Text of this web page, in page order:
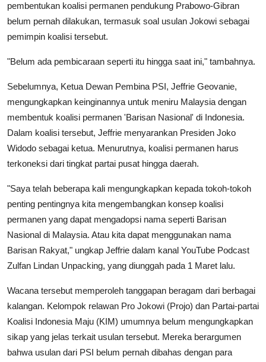
pembentukan koalisi permanen pendukung Prabowo-Gibran
belum pernah dilakukan, termasuk soal usulan Jokowi sebagai
pemimpin koalisi tersebut.
"Belum ada pembicaraan seperti itu hingga saat ini," tambahnya.
Sebelumnya, Ketua Dewan Pembina PSI, Jeffrie Geovanie,
mengungkapkan keinginannya untuk meniru Malaysia dengan
membentuk koalisi permanen 'Barisan Nasional' di Indonesia.
Dalam koalisi tersebut, Jeffrie menyarankan Presiden Joko
Widodo sebagai ketua. Menurutnya, koalisi permanen harus
terkoneksi dari tingkat partai pusat hingga daerah.
"Saya telah beberapa kali mengungkapkan kepada tokoh-tokoh
penting pentingnya kita mengembangkan konsep koalisi
permanen yang dapat mengadopsi nama seperti Barisan
Nasional di Malaysia. Atau kita dapat menggunakan nama
Barisan Rakyat," ungkap Jeffrie dalam kanal YouTube Podcast
Zulfan Lindan Unpacking, yang diunggah pada 1 Maret lalu.
Wacana tersebut memperoleh tanggapan beragam dari berbagai
kalangan. Kelompok relawan Pro Jokowi (Projo) dan Partai-partai
Koalisi Indonesia Maju (KIM) umumnya belum mengungkapkan
sikap yang jelas terkait usulan tersebut. Mereka berargumen
bahwa usulan dari PSI belum pernah dibahas dengan para